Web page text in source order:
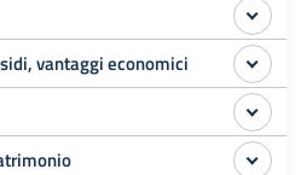
vantaggi economici